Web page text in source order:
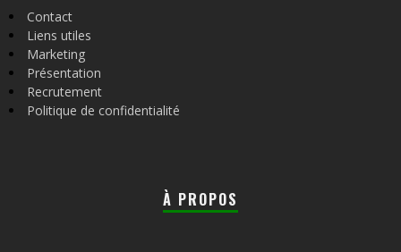
Contact
Liens utiles
Marketing
Présentation
Recrutement
Politique de confidentialité
À PROPOS